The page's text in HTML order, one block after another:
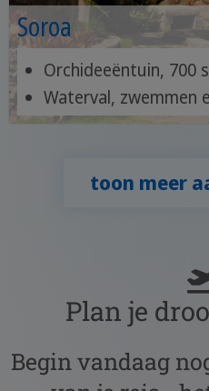
Soroa
Orchideeëntuin, 700
Waterval, zwemmen
Wandelpaden,
toon meer
Plan je
Begin vandaag